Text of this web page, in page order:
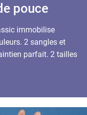
pouce
immobilise
2 sangles et
parfait. 2 tailles